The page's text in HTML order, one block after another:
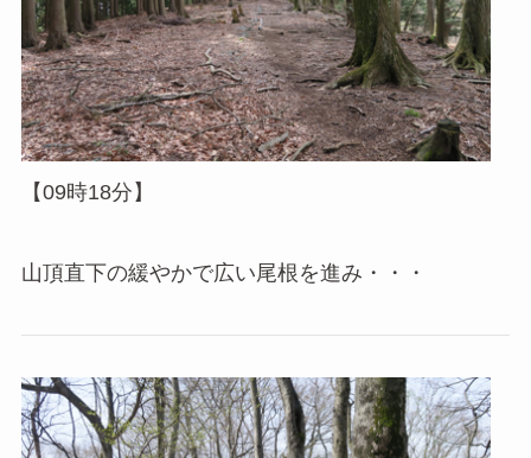
【09時18分】
山頂直下の緩やかで広い尾根を進み・・・